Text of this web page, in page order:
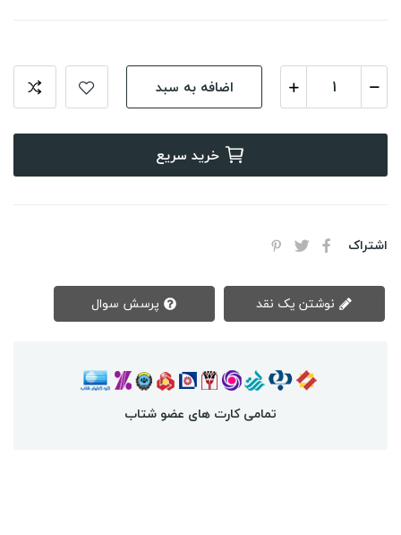
اضافه به سبد
خرید سریع
اشتراک
تمامی کارت های عضو شتاب